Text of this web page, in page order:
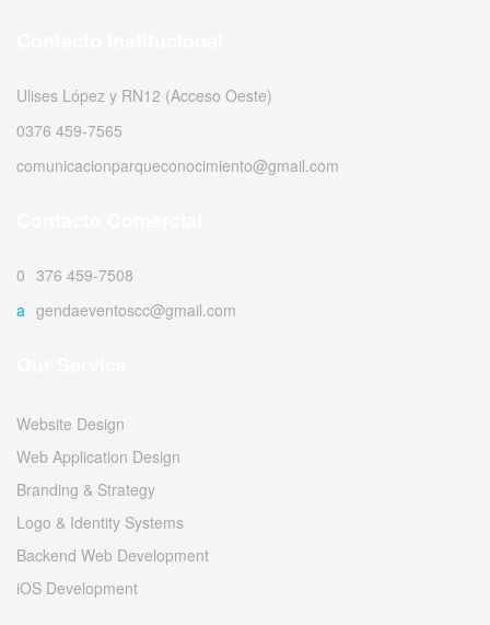
Ulises López y RN12 (Acceso Oeste)
0376 459-7565
comunicacionparqueconocimiento@gmail.com
0376 459-7508
agendaeventoscc@gmail.com
Website Design
Web Application Design
Branding & Strategy
Logo & Identity Systems
Backend Web Development
iOS Development